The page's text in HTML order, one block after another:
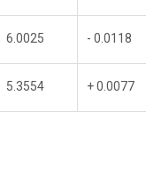
6.0025 - 0.0118
5.3554 + 0.0077